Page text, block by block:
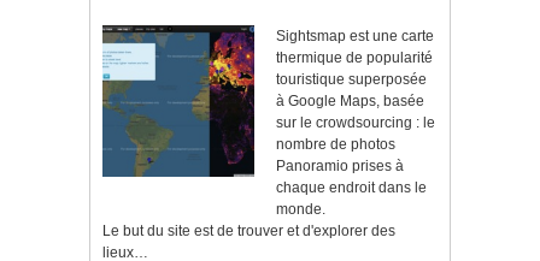
Sightsmap est une carte
thermique de popularité
touristique superposée
à Google Maps, basée
sur le crowdsourcing : le
nombre de photos
Panoramio prises à
chaque endroit dans le
monde.
Le but du site est de trouver et d'explorer des
lieux…